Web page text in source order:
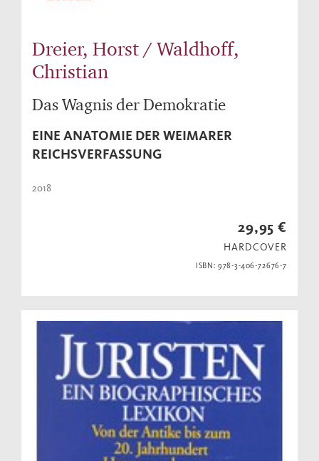
Dreier, Horst / Waldhoff,
Christian
Das Wagnis der Demokratie
EINE ANATOMIE DER WEIMARER
REICHSVERFASSUNG
2018
29,95 €
HARDCOVER
ISBN: 978-3-406-72676-7